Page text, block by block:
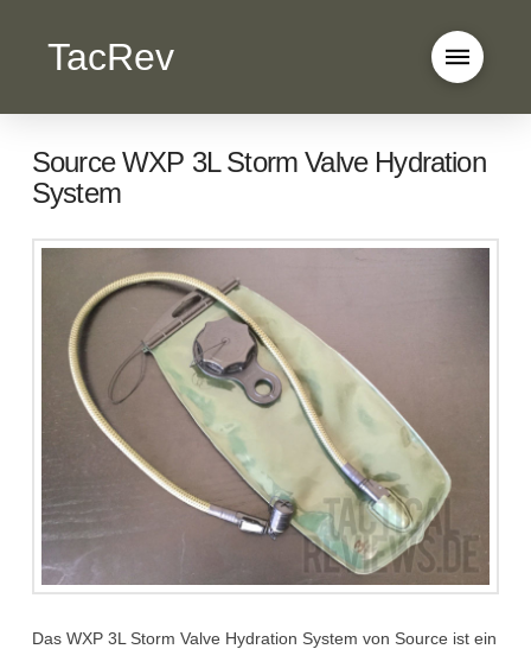
TacRev
Source WXP 3L Storm Valve Hydration
System
Das WXP 3L Storm Valve Hydration System von Source ist ein